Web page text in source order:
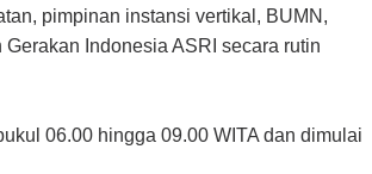
pimpinan instansi vertikal, BUMN,
Indonesia ASRI secara rutin
06.00 hingga 09.00 WITA dan dimulai